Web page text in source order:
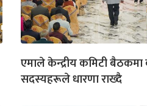
एमाले केन्द्रीय कमिटी बैठकमा
सदस्यहरूले धारणा राख्दै